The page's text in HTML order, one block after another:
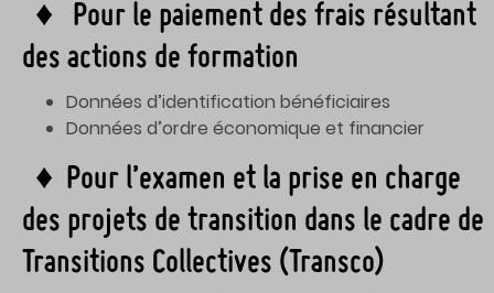
♦ Pour le paiement des frais résultant
des actions de formation
Données d’identification bénéficiaires
Données d’ordre économique et financier
♦ Pour l’examen et la prise en charge
des projets de transition dans le cadre de
Transitions Collectives (Transco)